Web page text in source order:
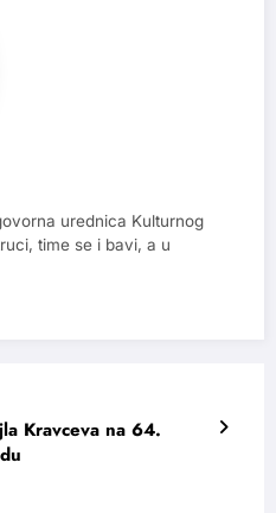
urednica Kulturnog
time se i bavi, a u
Kravceva na 64.